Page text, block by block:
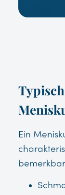
Ein